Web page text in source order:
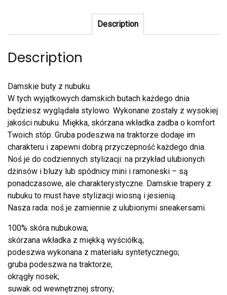
Description
Description
Damskie buty z nubuku.
W tych wyjątkowych damskich butach każdego dnia
będziesz wyglądała stylowo. Wykonane zostały z wysokiej
jakości nubuku. Miękka, skórzana wkładka zadba o komfort
Twoich stóp. Gruba podeszwa na traktorze dodaje im
charakteru i zapewni dobrą przyczepność każdego dnia.
Noś je do codziennych stylizacji: na przykład ulubionych
dżinsów i bluzy lub spódnicy mini i ramoneski – są
ponadczasowe, ale charakterystyczne. Damskie trapery z
nubuku to must have stylizacji wiosną i jesienią.
Nasza rada: noś je zamiennie z ulubionymi sneakersami.
100% skóra nubukowa;
skórzana wkładka z miękką wyściółką;
podeszwa wykonana z materiału syntetycznego;
gruba podeszwa na traktorze;
okrągły nosek;
suwak od wewnętrznej strony;